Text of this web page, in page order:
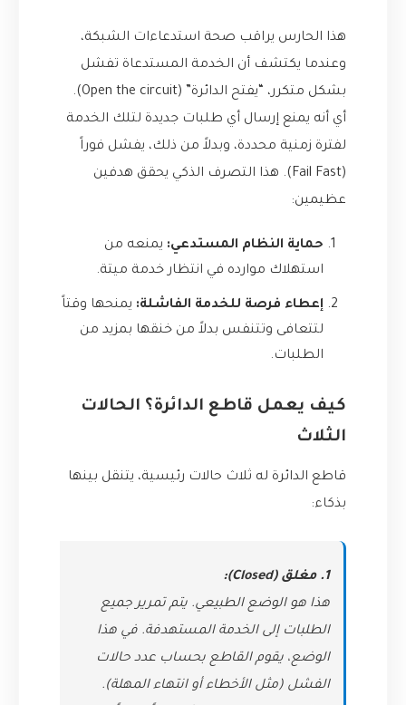
هذا الحارس يراقب صحة استدعاءات الشبكة،
وعندما يكتشف أن الخدمة المستدعاة تفشل
بشكل متكرر، “يفتح الدائرة” (Open the circuit).
أي أنه يمنع إرسال أي طلبات جديدة لتلك الخدمة
لفترة زمنية محددة، وبدلاً من ذلك، يفشل فوراً
(Fail Fast). هذا التصرف الذكي يحقق هدفين
عظيمين:
حماية النظام المستدعي: يمنعه من
استهلاك موارده في انتظار خدمة ميتة.
إعطاء فرصة للخدمة الفاشلة: يمنحها وقتاً
لتتعافى وتتنفس بدلاً من خنقها بمزيد من
الطلبات.
كيف يعمل قاطع الدائرة؟ الحالات
الثلاث
قاطع الدائرة له ثلاث حالات رئيسية، يتنقل بينها
بذكاء:
1. مغلق (Closed):
هذا هو الوضع الطبيعي. يتم تمرير جميع
الطلبات إلى الخدمة المستهدفة. في هذا
الوضع، يقوم القاطع بحساب عدد حالات
الفشل (مثل الأخطاء أو انتهاء المهلة).